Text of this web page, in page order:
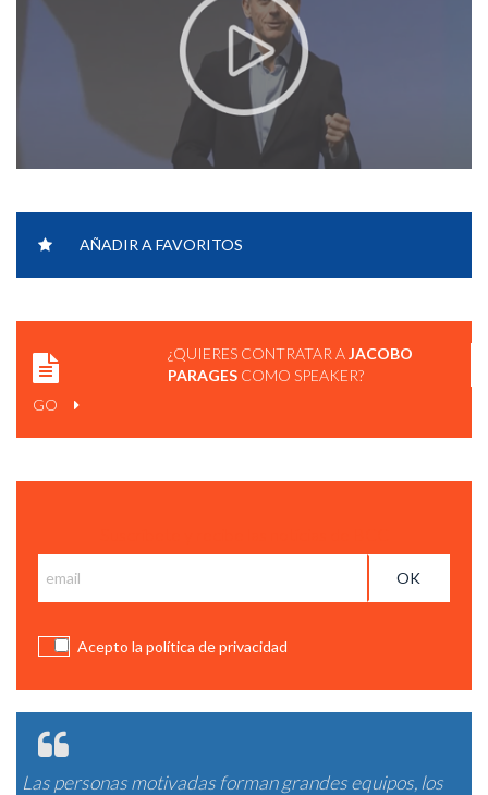
JACOBO PARAGES | CAPACES DE LOGRAR NUESTROS
OBJETIVOS.
AÑADIR A FAVORITOS
¿QUIERES CONTRATAR AJACOBO
PARAGES COMO SPEAKER?
GO
Acepto la política de privacidad
Las personas motivadas forman grandes equipos, los